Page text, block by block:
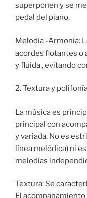
superponen y se
pedal del piano.
Melodía -Armonía:
acordes flotantes o
y fluida , evitando
2. Textura y
La música es
principal con
y variada. No es
línea melódica) ni
melodías
Textura: Se
El